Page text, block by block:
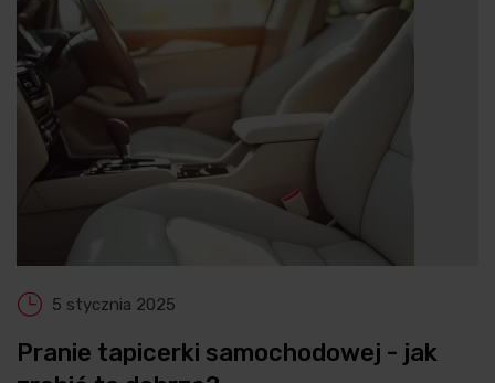
5 stycznia 2025
Pranie tapicerki samochodowej - jak